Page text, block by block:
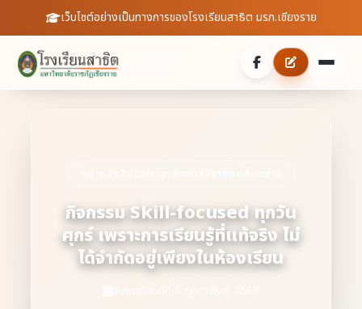
เว็บไซต์อย่างเป็นทางการของโรงเรียนสาธิต มรภ.เชียงราย
ประวัติความเป็นมา
บุคลากร
สถิตินักเรียน
ประชาสัมพันธ์
ข่าวสารจากโรงเรียน
สายตรงผู้อำนวยการ
กิจกรรม Skill-focused ทุกวัน
ศุกร์ เพราะการเรียนรู้ที่แท้จริง ไม่
ได้จำกัดอยู่เพียงในห้องเรียน